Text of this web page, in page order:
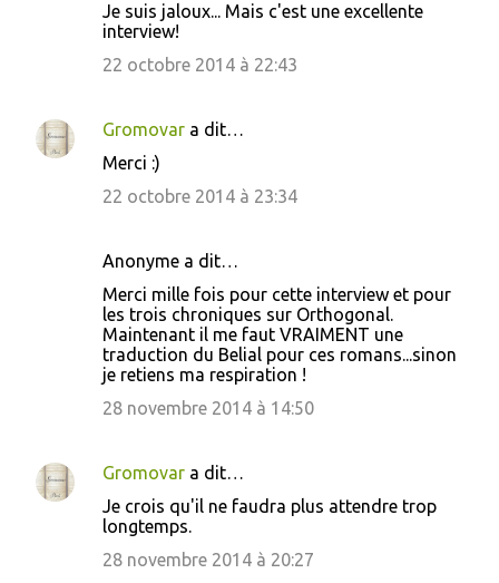
Je suis jaloux... Mais c'est une excellente
interview!
22 octobre 2014 à 22:43
Gromovar a dit…
Merci :)
22 octobre 2014 à 23:34
Anonyme a dit…
Merci mille fois pour cette interview et pour
les trois chroniques sur Orthogonal.
Maintenant il me faut VRAIMENT une
traduction du Belial pour ces romans...sinon
je retiens ma respiration !
28 novembre 2014 à 14:50
Gromovar a dit…
Je crois qu'il ne faudra plus attendre trop
longtemps.
28 novembre 2014 à 20:27